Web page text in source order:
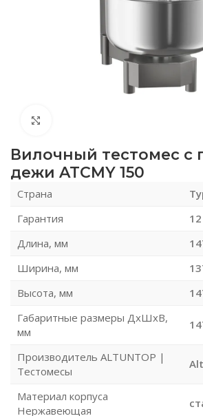
Вилочный тестомес с
дежи ATCMY 150
Страна
Гарантия
Длина, мм
Ширина, мм
Высота, мм
Габаритные размеры ДхШхВ,
мм
Производитель ALTUNTOP |
Тестомесы
Материал корпуса
Нержавеющая